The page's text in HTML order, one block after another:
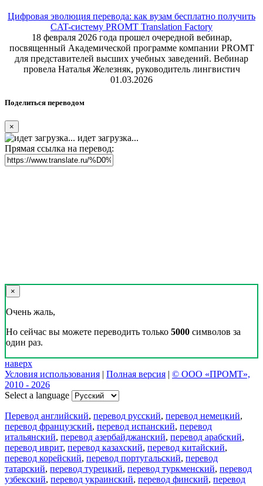
Цифровая эволюция перевода: как вузам бесплатно получить
CAT-систему PROMT Translation Factory
18 февраля 2026 года прошел очередной вебинар,
посвященный Академической программе компании PROMT
для представителей высших учебных заведений. Вебинар
провела Наталья Железняк, руководитель лингвистич
01.03.2026
Поделиться переводом
×
идет загрузка...
Прямая ссылка на перевод:
×
Очень жаль,
Но сейчас вы можете переводить только 5000 символов за
один раз.
наверх
Условия использования | Полная версия | © ООО «ПРОМТ»,
2010 - 2026
Select a language
Перевод английский, перевод русский, перевод немецкий,
перевод французский, перевод испанский, перевод
итальянский, перевод азербайджанский, перевод арабский,
перевод иврит, перевод казахский, перевод китайский,
перевод корейский, перевод португальский, перевод
татарский, перевод турецкий, перевод туркменский, перевод
узбекский, перевод украинский, перевод финский, перевод